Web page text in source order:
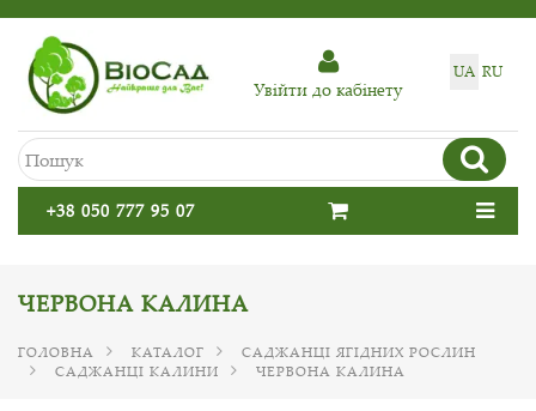
UA RU
Увiйти до кабiнету
+38 050 777 95 07
ЧЕРВОНА КАЛИНА
ГОЛОВНА КАТАЛОГ
САДЖАНЦІ ЯГІДНИХ РОСЛИН
САДЖАНЦІ КАЛИНИ
ЧЕРВОНА КАЛИНА